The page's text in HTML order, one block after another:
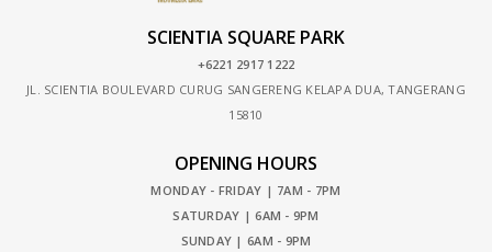
SCIENTIA SQUARE PARK
+6221 2917 1222
JL. SCIENTIA BOULEVARD CURUG SANGERENG KELAPA DUA, TANGERANG
15810
OPENING HOURS
MONDAY - FRIDAY | 7AM - 7PM
SATURDAY | 6AM - 9PM
SUNDAY | 6AM - 9PM